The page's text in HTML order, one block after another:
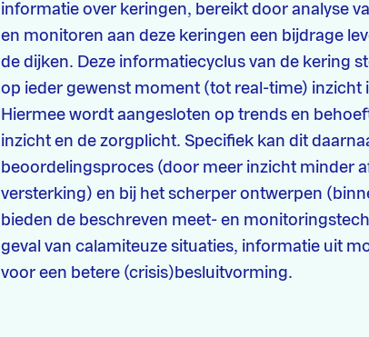
informatie over keringen, bereikt door analyse
en monitoren aan deze keringen een bijdrage
de dijken. Deze informatiecyclus van de kering
op ieder gewenst moment (tot real-time) inzicht
Hiermee wordt aangesloten op trends en
inzicht en de zorgplicht. Specifiek kan dit
beoordelingsproces (door meer inzicht minder
versterking) en bij het scherper ontwerpen
bieden de beschreven meet- en
geval van calamiteuze situaties, informatie uit
voor een betere (crisis)besluitvorming.